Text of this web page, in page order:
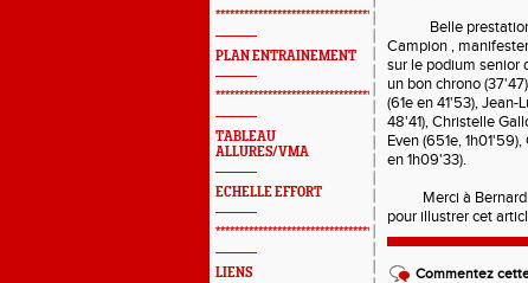
*************************************************
PLAN ENTRAINEMENT
*************************************************
TABLEAU
ALLURES/VMA
ECHELLE EFFORT
*************************************************
LIENS
Belle prestation
Campion ,
sur le podium senior
un bon chrono
(61e en 41'53), Jean-
48'41), Christelle
Even (651e,
en 1h09'33).
Merci à Bernard
pour illustrer cet
Commentez